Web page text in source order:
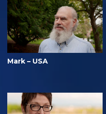
Mark – USA